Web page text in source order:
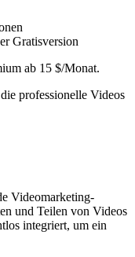
Gratisversion
ab 15 $/Monat.
professionelle Videos
Videomarketing-
und Teilen von Videos
integriert, um ein